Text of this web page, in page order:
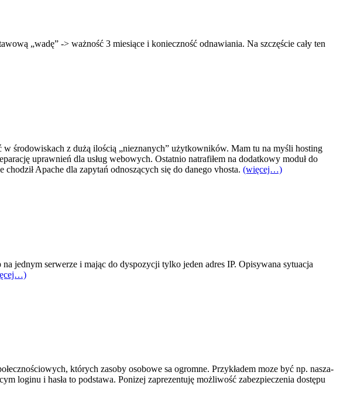
„wadę” -> ważność 3 miesiące i konieczność odnawiania. Na szczęście cały ten
środowiskach z dużą ilością „nieznanych” użytkowników. Mam tu na myśli hosting
uprawnień dla usług webowych. Ostatnio natrafiłem na dodatkowy moduł do
Apache dla zapytań odnoszących się do danego vhosta. (więcej…)
jednym serwerze i mając do dyspozycji tylko jeden adres IP. Opisywana sytuacja
których zasoby osobowe sa ogromne. Przykładem moze być np. nasza-
loginu i hasła to podstawa. Ponizej zaprezentuję możliwość zabezpieczenia dostępu